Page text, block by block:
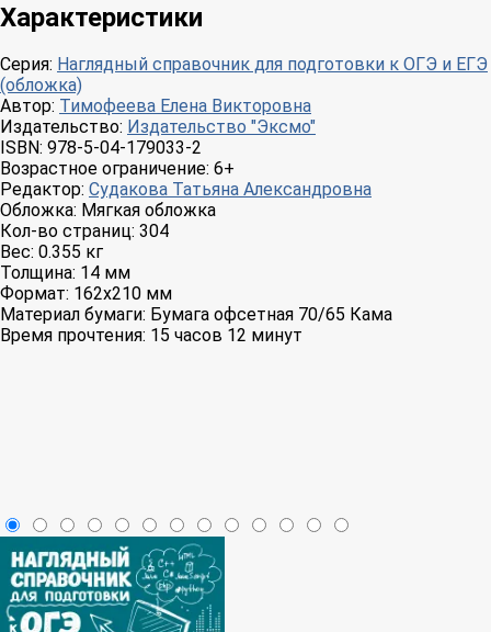
Характеристики
Серия: Наглядный справочник для подготовки к ОГЭ и ЕГЭ
(обложка)
Автор: Тимофеева Елена Викторовна
Издательство: Издательство "Эксмо"
ISBN: 978-5-04-179033-2
Возрастное ограничение: 6+
Редактор: Судакова Татьяна Александровна
Обложка: Мягкая обложка
Кол-во страниц: 304
Вес: 0.355 кг
Толщина: 14 мм
Формат: 162x210 мм
Материал бумаги: Бумага офсетная 70/65 Кама
Время прочтения: 15 часов 12 минут